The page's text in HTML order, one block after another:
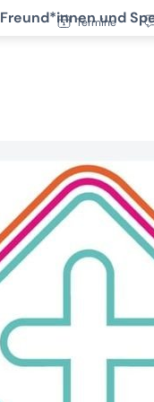
Termine
Freund*innen und